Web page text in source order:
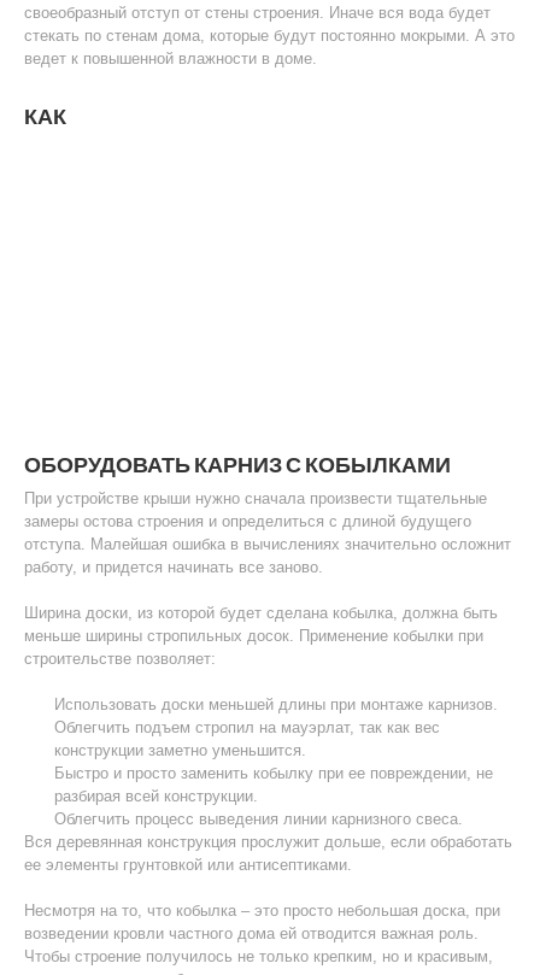
своеобразный отступ от стены строения. Иначе вся вода будет
стекать по стенам дома, которые будут постоянно мокрыми. А это
ведет к повышенной влажности в доме.
КАК
ОБОРУДОВАТЬ КАРНИЗ С КОБЫЛКАМИ
При устройстве крыши нужно сначала произвести тщательные
замеры остова строения и определиться с длиной будущего
отступа. Малейшая ошибка в вычислениях значительно осложнит
работу, и придется начинать все заново.
Ширина доски, из которой будет сделана кобылка, должна быть
меньше ширины стропильных досок. Применение кобылки при
строительстве позволяет:
Использовать доски меньшей длины при монтаже карнизов.
Облегчить подъем стропил на мауэрлат, так как вес
конструкции заметно уменьшится.
Быстро и просто заменить кобылку при ее повреждении, не
разбирая всей конструкции.
Облегчить процесс выведения линии карнизного свеса.
Вся деревянная конструкция прослужит дольше, если обработать
ее элементы грунтовкой или антисептиками.
Несмотря на то, что кобылка – это просто небольшая доска, при
возведении кровли частного дома ей отводится важная роль.
Чтобы строение получилось не только крепким, но и красивым,